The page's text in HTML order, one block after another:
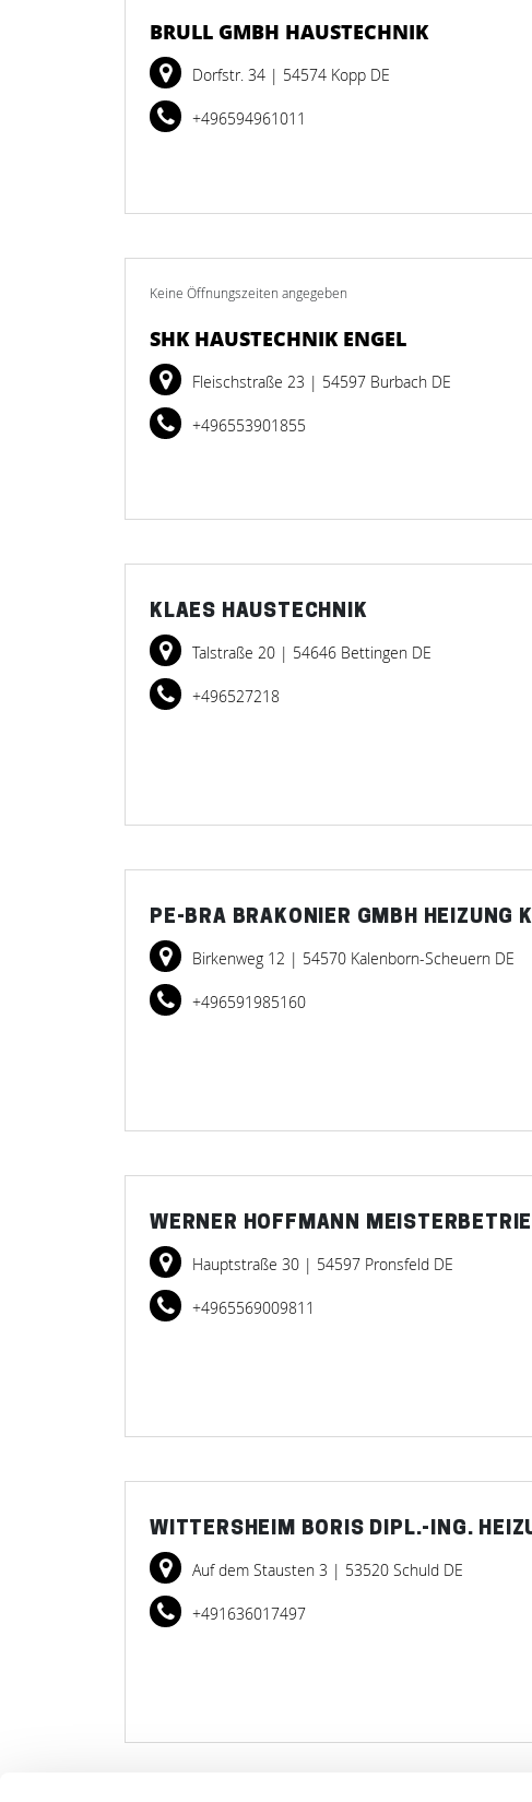
BRULL GMBH HAUSTECHNIK
Dorfstr. 34 | 54574 Kopp DE
+496594961011
Keine Öffnungszeiten angegeben
SHK HAUSTECHNIK ENGEL
Fleischstraße 23 | 54597 Burbach DE
+496553901855
KLAES HAUSTECHNIK
Talstraße 20 | 54646 Bettingen DE
+496527218
PE-BRA BRAKONIER GMBH HEIZUNG
Birkenweg 12 | 54570 Kalenborn-Scheuern DE
+496591985160
WERNER HOFFMANN
Hauptstraße 30 | 54597 Pronsfeld DE
+4965569009811
WITTERSHEIM BORIS DIPL.-ING.
Auf dem Stausten 3 | 53520 Schuld DE
+491636017497